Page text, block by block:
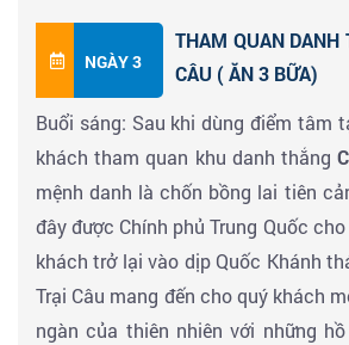
tháng 11/2017, nó được công nhận
lịch cấp 4A quốc gia Trung Quốc.
ĐếnCửu Trại Câu- ăn tối tại nhà
khách sạn nghỉ ngơiHoặc đăng kí
trình biểu diễn ca múa Tạng
do chính những nghệ sỹ bản địa
thêm về văn hóa cũng như lịch sử
NGÀY 3
THAM QUAN DANH
CÂU ( ĂN 3 BỮA)
Buổi sáng: Sau khi dùng điểm tâm
khách tham quan khu danh thắng
mệnh danh là chốn bồng lai tiên
đây được Chính phủ Trung Quốc
khách trở lại vào dịp Quốc Khánh
Trại Câu mang đến cho quý khách
ngàn của thiên nhiên với những